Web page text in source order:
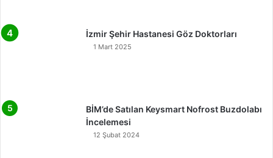
İzmir Şehir Hastanesi Göz Doktorları
1 Mart 2025
BİM’de Satılan Keysmart Nofrost Buzdolabı
İncelemesi
12 Şubat 2024